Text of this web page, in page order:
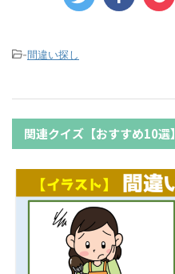
-間違い探し
関連クイズ【おすすめ10選】